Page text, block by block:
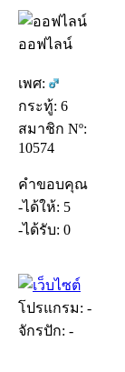
ออฟไลน์
เพศ:
กระทู้: 6
สมาชิก Nº:
10574
คำขอบคุณ
-ได้ให้: 5
-ได้รับ: 0
โปรแกรม: -
จักรปัก: -